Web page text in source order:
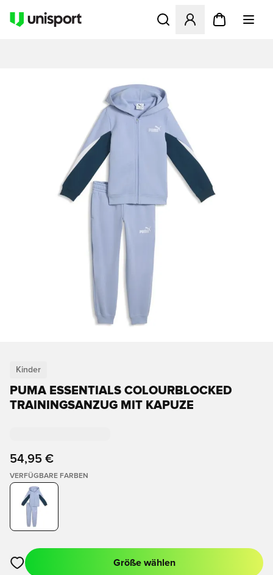
Öffnet ein neues Fenster
Kinder
PUMA ESSENTIALS COLOURBLOCKED
TRAININGSANZUG MIT KAPUZE
54,95 €
VERFÜGBARE FARBEN
Öffnet ein neues Fenster zum Anmelden oder Registrieren
Größe wählen